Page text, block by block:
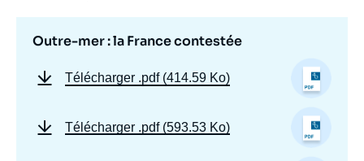
Outre-mer : la France contestée
Télécharger .pdf (414.59 Ko)
Télécharger .pdf (593.53 Ko)